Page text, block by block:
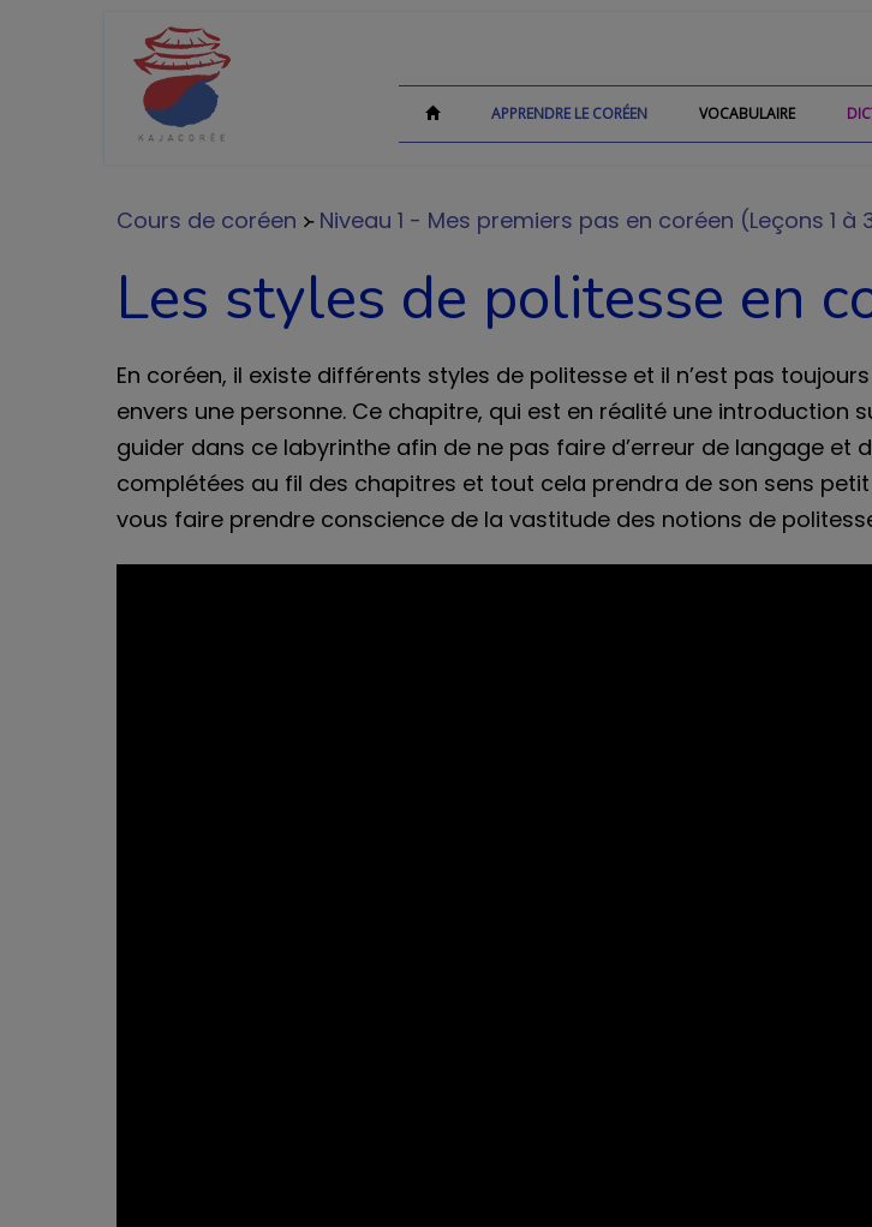
VOCABULAIRE
APPRENDRE LE CORÉEN
Cours de coréen ᚛ Niveau 1 - Mes premiers pas en coréen (Leçons 1 à
Les styles de politesse en
En coréen, il existe différents styles de politesse et il n’est pas
envers une personne. Ce chapitre, qui est en réalité une introduction
guider dans ce labyrinthe afin de ne pas faire d’erreur de langage
complétées au fil des chapitres et tout cela prendra de son sens
vous faire prendre conscience de la vastitude des notions de